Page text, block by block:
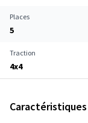
Places
5
Traction
4x4